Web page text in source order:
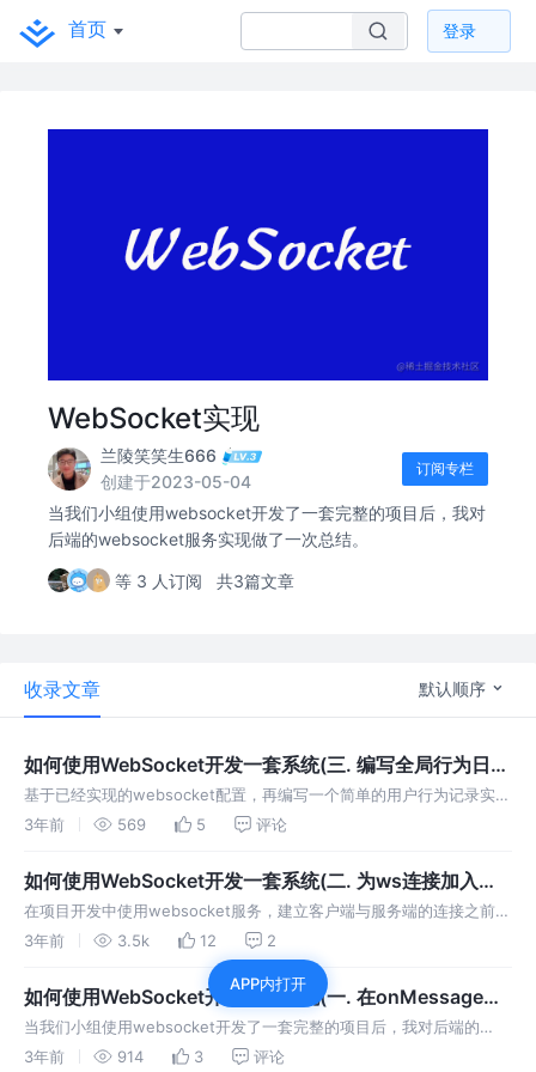
首页 登录
WebSocket实现
兰陵笑笑生666
创建于2023-05-04
订阅专栏
当我们小组使用websocket开发了一套完整的项目后，我对
后端的websocket服务实现做了一次总结。
等 3 人订阅 共3篇文章
收录文章 默认顺序
如何使用WebSocket开发一套系统(三. 编写全局行为日
志、抽象类、调用方案)
基于已经实现的websocket配置，再编写一个简单的用户行为记录实现
方案，同时对之前的内容进行总结，并编写调用方案。
3年前 569 5 评论
如何使用WebSocket开发一套系统(二. 为ws连接加入令
牌并验证)
在项目开发中使用websocket服务，建立客户端与服务端的连接之前，
如何校验令牌呢，本文是我的一些思考。
3年前 3.5k 12 2
如何使用WebSocket开发一套系统(一. 在onMessage中
分发客户端请求)
当我们小组使用websocket开发了一套完整的项目后，我对后端的
websocket服务实现做了一次总结。
3年前 914 3 评论
APP内打开